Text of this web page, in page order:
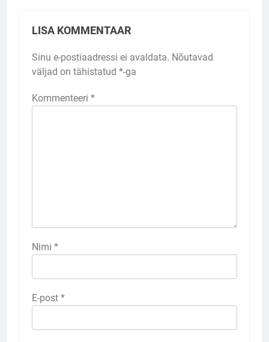
LISA KOMMENTAAR
Sinu e-postiaadressi ei avaldata. Nõutavad
väljad on tähistatud *-ga
Kommenteeri *
Nimi *
E-post *